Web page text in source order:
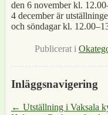
den 6 november kl.
4 december är
och söndagar kl.
Publicerat i
Inläggsnavigering
← Utställning i Vaksala